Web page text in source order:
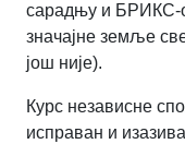
сарадњу и БРИКС-
значајне земље
још није).
Курс независне
исправан и